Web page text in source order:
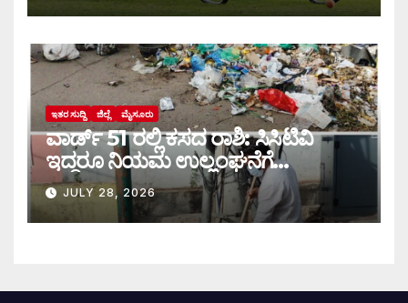
ಇತರ ಸುದ್ದಿ ಜಿಲ್ಲೆ ಮೈಸೂರು
ವಾರ್ಡ್ 51 ರಲ್ಲಿ ಕಸದ ರಾಶಿ: ಸಿಸಿಟಿವಿ
ಇದ್ದರೂ ನಿಯಮ ಉಲ್ಲಂಘನೆಗೆ
ಕಡಿವಾಣವಿಲ್ಲ
JULY 28, 2026